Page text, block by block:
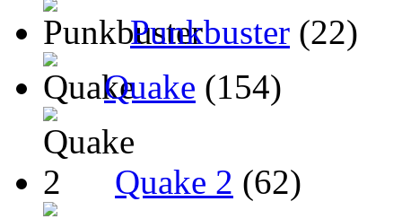
Punkbuster (22)
Quake (154)
Quake 2 (62)